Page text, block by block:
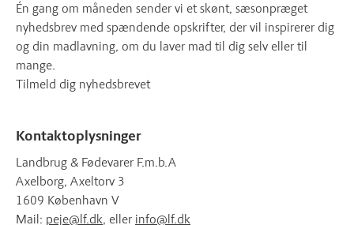
Én gang om måneden sender vi et skønt, sæsonpræget
nyhedsbrev med spændende opskrifter, der vil inspirerer dig
og din madlavning, om du laver mad til dig selv eller til
mange.
Tilmeld dig nyhedsbrevet
Kontaktoplysninger
Landbrug & Fødevarer F.m.b.A
Axelborg, Axeltorv 3
1609 København V
Mail: peje@lf.dk, eller info@lf.dk